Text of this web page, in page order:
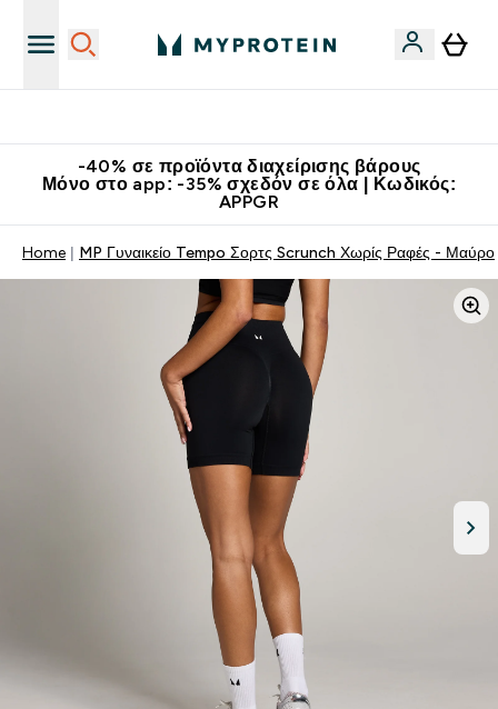
-40% σε προϊόντα διαχείρισης βάρους
Μόνο στο app: -35% σχεδόν σε όλα | Κωδικός:
APPGR
Home MP Γυναικείο Tempo Σορτς Scrunch Χωρίς Ραφές - Μαύρο